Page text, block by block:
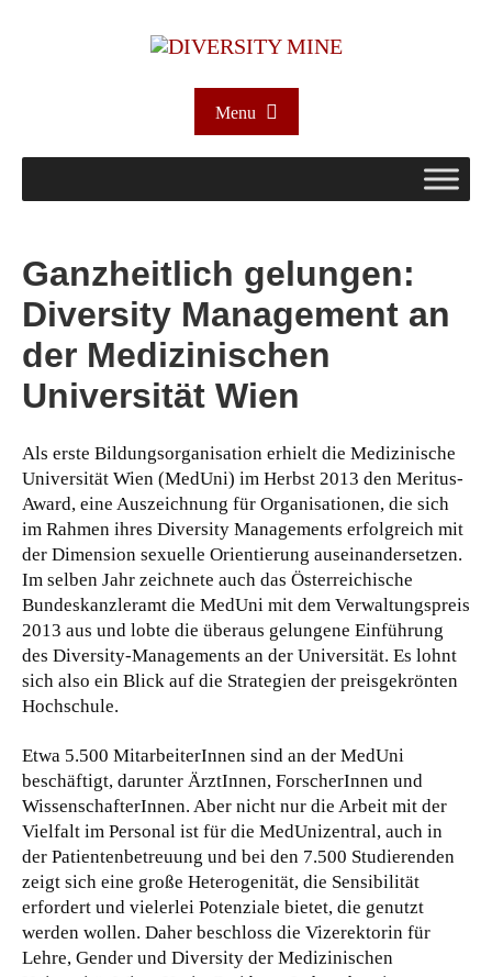
Menu
Ganzheitlich gelungen:
Diversity Management an
der Medizinischen
Universität Wien
Als erste Bildungsorganisation erhielt die Medizinische
Universität Wien (MedUni) im Herbst 2013 den Meritus-
Award, eine Auszeichnung für Organisationen, die sich
im Rahmen ihres Diversity Managements erfolgreich mit
der Dimension sexuelle Orientierung auseinandersetzen.
Im selben Jahr zeichnete auch das Österreichische
Bundeskanzleramt die MedUni mit dem Verwaltungspreis
2013 aus und lobte die überaus gelungene Einführung
des Diversity-Managements an der Universität. Es lohnt
sich also ein Blick auf die Strategien der preisgekrönten
Hochschule.
Etwa 5.500 MitarbeiterInnen sind an der MedUni
beschäftigt, darunter ÄrztInnen, ForscherInnen und
WissenschafterInnen. Aber nicht nur die Arbeit mit der
Vielfalt im Personal ist für die MedUnizentral, auch in
der Patientenbetreuung und bei den 7.500 Studierenden
zeigt sich eine große Heterogenität, die Sensibilität
erfordert und vielerlei Potenziale bietet, die genutzt
werden wollen. Daher beschloss die Vizerektorin für
Lehre, Gender und Diversity der Medizinischen